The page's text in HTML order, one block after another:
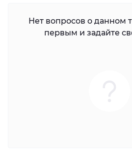
Нет вопросов о данном
первым и задайте